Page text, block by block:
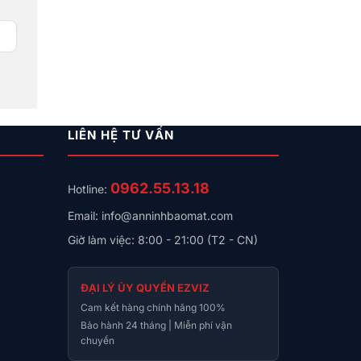
LIÊN HỆ TƯ VẤN
Hotline: 0962.55.13.18
Email: info@anninhbaomat.com
Giờ làm việc: 8:00 - 21:00 (T2 - CN)
ĐẠI LÝ ỦY QUYỀN EZVIZ
Cam kết hàng chính hãng 100%
Bảo hành 24 tháng | Miễn phí vận
chuyển